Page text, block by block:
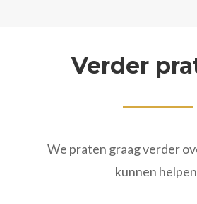
Verder
We praten graag verder
kunnen